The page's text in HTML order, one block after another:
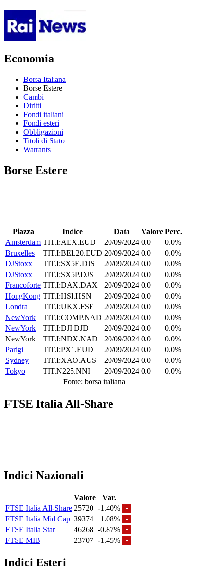
Economia
Borsa Italiana
Borse Estere
Cambi
Diritti
Fondi italiani
Fondi esteri
Obbligazioni
Titoli di Stato
Warrants
Borse Estere
Piazza Indice Data Valore Perc.
Amsterdam TIT.I:AEX.EUD 20/09/2024 0.0
0.0%
Bruxelles
TIT.I:BEL20.EUD 20/09/2024 0.0
0.0%
DJStoxx
TIT.I:SX5E.DJS 20/09/2024 0.0
0.0%
DJStoxx
TIT.I:SX5P.DJS 20/09/2024 0.0
0.0%
Francoforte TIT.I:DAX.DAX 20/09/2024 0.0
0.0%
HongKong TIT.I:HSI.HSN 20/09/2024 0.0
0.0%
Londra
TIT.I:UKX.FSE 20/09/2024 0.0
0.0%
NewYork
TIT.I:COMP.NAD 20/09/2024 0.0
0.0%
NewYork
TIT.I:DJI.DJD 20/09/2024 0.0
0.0%
NewYork
TIT.I:NDX.NAD 20/09/2024 0.0
0.0%
Parigi
TIT.I:PX1.EUD 20/09/2024 0.0
0.0%
Sydney
TIT.I:XAO.AUS 20/09/2024 0.0
0.0%
Tokyo
TIT.N225.NNI 20/09/2024 0.0
0.0%
Fonte: borsa italiana
FTSE Italia All-Share
Indici Nazionali
Valore
Var.
FTSE Italia All-Share 25720 -1.40%
FTSE Italia Mid Cap 39374 -1.08%
FTSE Italia Star
46268 -0.87%
FTSE MIB
23707 -1.45%
Indici Esteri